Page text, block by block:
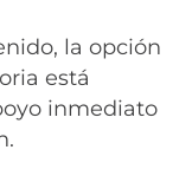
la opción
está
inmediato